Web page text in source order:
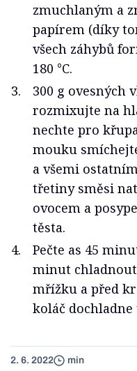
zmuchlaným a
papírem (díky
všech záhybů
180 °C.
300 g ovesných
rozmixujte na
nechte pro
mouku
a všemi
třetiny směsi
ovocem a
těsta.
Pečte as 45
minut
mřížku a před
koláč dochladne
2. 6. 2022 min